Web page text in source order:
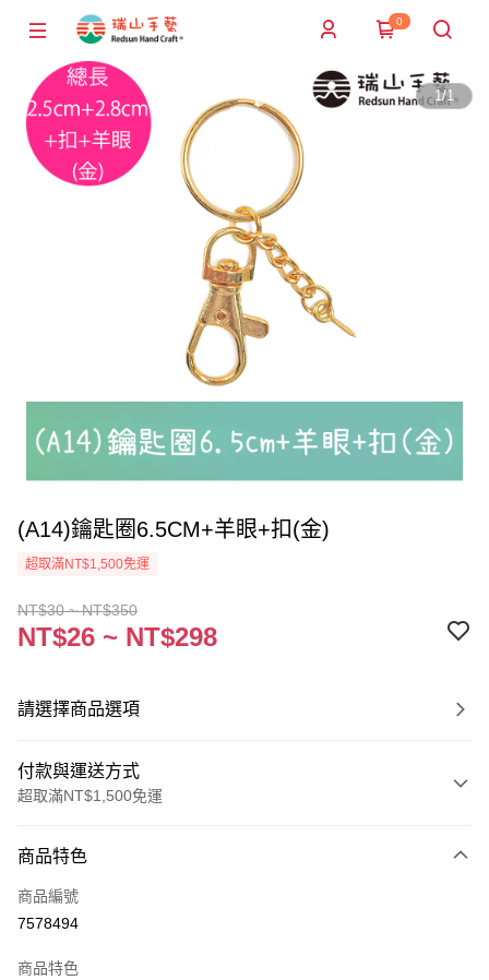
0
1/1
(A14)鑰匙圈6.5CM+羊眼+扣(金)
超取滿NT$1,500免運
NT$30 ~ NT$350
NT$26 ~ NT$298
請選擇商品選項
付款與運送方式
超取滿NT$1,500免運
信用卡一次付款
超商取貨付款
商品特色
商品編號
7578494
商品特色